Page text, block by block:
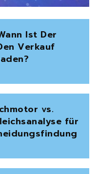
Ist Der
Verkauf
vs.
für